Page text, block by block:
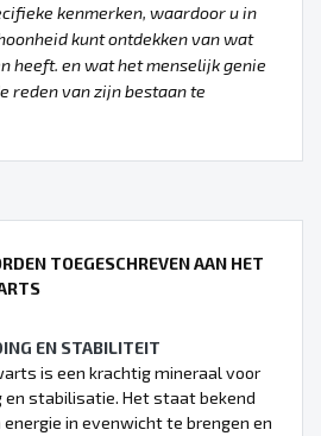
kenmerken, waardoor u in
kunt ontdekken van wat
heeft. en wat het menselijk genie
reden van zijn bestaan te
TOEGESCHREVEN AAN HET
EN STABILITEIT
is een krachtig mineraal voor
en stabilisatie. Het staat bekend
in evenwicht te brengen en